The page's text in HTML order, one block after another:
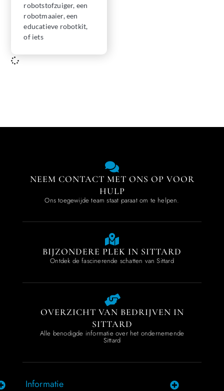
robotstofzuiger, een
robotmaaier, een
educatieve robotkit,
of iets
NEEM CONTACT MET ONS OP VOOR
HULP
Ons toegewijde team staat paraat om te helpen.
BIJZONDERE PLEK IN SITTARD
Ontdek de fascinerende schatten van Sittard
OVERZICHT VAN BEDRIJVEN IN
SITTARD
Alle benodigde informatie over het ondernemende
Sittard
Informatie